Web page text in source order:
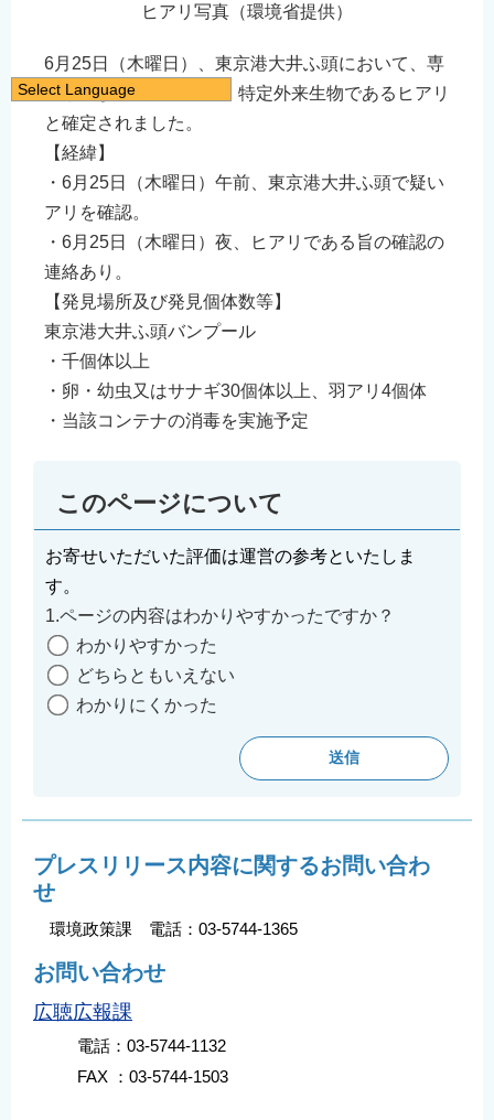
ヒアリ写真（環境省提供）
6月25日（木曜日）、東京港大井ふ頭において、専
門家による同定の結果、特定外来生物であるヒアリ
と確定されました。
【経緯】
・6月25日（木曜日）午前、東京港大井ふ頭で疑い
アリを確認。
・6月25日（木曜日）夜、ヒアリである旨の確認の
連絡あり。
【発見場所及び発見個体数等】
東京港大井ふ頭バンプール
・千個体以上
・卵・幼虫又はサナギ30個体以上、羽アリ4個体
・当該コンテナの消毒を実施予定
このページについて
お寄せいただいた評価は運営の参考といたしま
す。
1.ページの内容はわかりやすかったですか？
わかりやすかった
どちらともいえない
わかりにくかった
プレスリリース内容に関するお問い合わ
せ
環境政策課 電話：03-5744-1365
お問い合わせ
広聴広報課
電話：03-5744-1132
FAX ：03-5744-1503
Select Language
日本語
English
简体中文
繁體中文
नेपाली
Filipino